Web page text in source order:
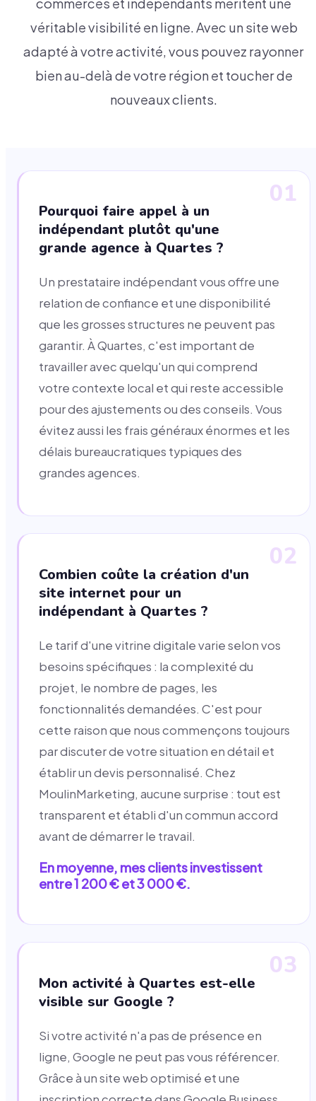
commerces et indépendants méritent une
véritable visibilité en ligne. Avec un site web
adapté à votre activité, vous pouvez rayonner
bien au-delà de votre région et toucher de
nouveaux clients.
01
Pourquoi faire appel à un
indépendant plutôt qu'une
grande agence à Quartes ?
Un prestataire indépendant vous offre une
relation de confiance et une disponibilité
que les grosses structures ne peuvent pas
garantir. À Quartes, c'est important de
travailler avec quelqu'un qui comprend
votre contexte local et qui reste accessible
pour des ajustements ou des conseils. Vous
évitez aussi les frais généraux énormes et les
délais bureaucratiques typiques des
grandes agences.
02
Combien coûte la création d'un
site internet pour un
indépendant à Quartes ?
Le tarif d'une vitrine digitale varie selon vos
besoins spécifiques : la complexité du
projet, le nombre de pages, les
fonctionnalités demandées. C'est pour
cette raison que nous commençons toujours
par discuter de votre situation en détail et
établir un devis personnalisé. Chez
MoulinMarketing, aucune surprise : tout est
transparent et établi d'un commun accord
avant de démarrer le travail.
En moyenne, mes clients investissent
entre 1 200 € et 3 000 €.
03
Mon activité à Quartes est-elle
visible sur Google ?
Si votre activité n'a pas de présence en
ligne, Google ne peut pas vous référencer.
Grâce à un site web optimisé et une